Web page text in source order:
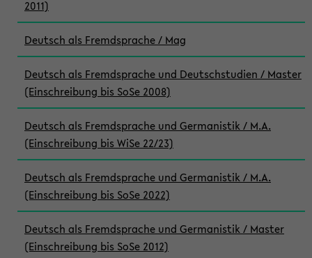
2011)
Deutsch als Fremdsprache / Mag
Deutsch als Fremdsprache und Deutschstudien / Master
(Einschreibung bis SoSe 2008)
Deutsch als Fremdsprache und Germanistik / M.A.
(Einschreibung bis WiSe 22/23)
Deutsch als Fremdsprache und Germanistik / M.A.
(Einschreibung bis SoSe 2022)
Deutsch als Fremdsprache und Germanistik / Master
(Einschreibung bis SoSe 2012)